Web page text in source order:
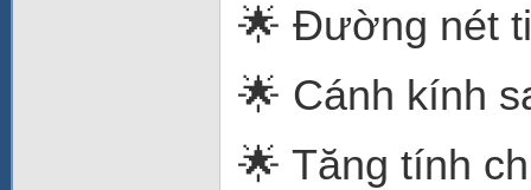
🌟 Đường nét
🌟 Cánh kính
🌟 Tăng tính